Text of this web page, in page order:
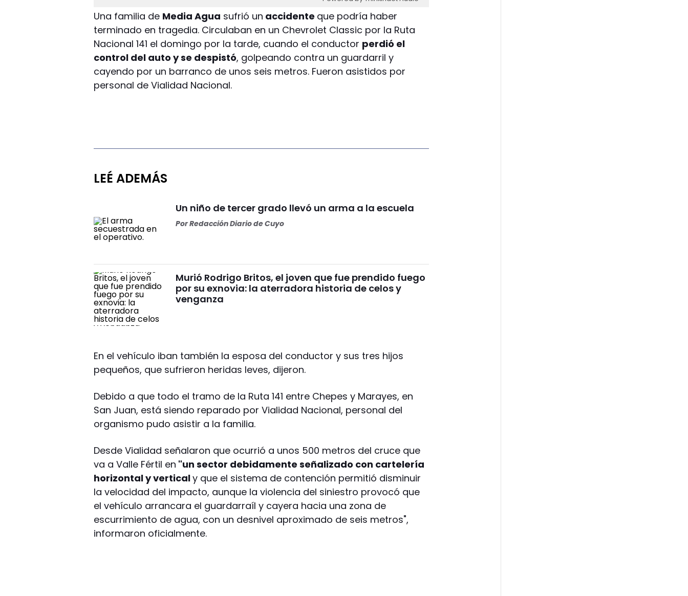
Una familia de Media Agua sufrió un accidente que podría haber
terminado en tragedia. Circulaban en un Chevrolet Classic por la Ruta
Nacional 141 el domingo por la tarde, cuando el conductor perdió el
control del auto y se despistó, golpeando contra un guardarril y
cayendo por un barranco de unos seis metros. Fueron asistidos por
personal de Vialidad Nacional.
LEÉ ADEMÁS
Un niño de tercer grado llevó un arma a la escuela
PorRedacción Diario de Cuyo
Murió Rodrigo Britos, el joven que fue prendido fuego
por su exnovia: la aterradora historia de celos y
venganza
En el vehículo iban también la esposa del conductor y sus tres hijos
pequeños, que sufrieron heridas leves, dijeron.
Debido a que todo el tramo de la Ruta 141 entre Chepes y Marayes, en
San Juan, está siendo reparado por Vialidad Nacional, personal del
organismo pudo asistir a la familia.
Desde Vialidad señalaron que ocurrió a unos 500 metros del cruce que
va a Valle Fértil en "un sector debidamente señalizado con cartelería
horizontal y verticaly que el sistema de contención permitió disminuir
la velocidad del impacto, aunque la violencia del siniestro provocó que
el vehículo arrancara el guardarraíl y cayera hacia una zona de
escurrimiento de agua, con un desnivel aproximado de seis metros",
informaron oficialmente.